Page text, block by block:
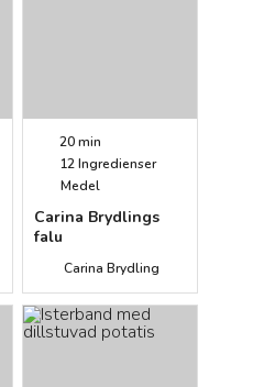
20 min
12Ingredienser
Medel
Carina Brydlings
falu
Carina Brydling